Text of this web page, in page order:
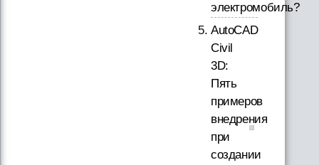
электромобиль?
AutoCAD
Civil
3D:
Пять
примеров
внедрения
при
создании